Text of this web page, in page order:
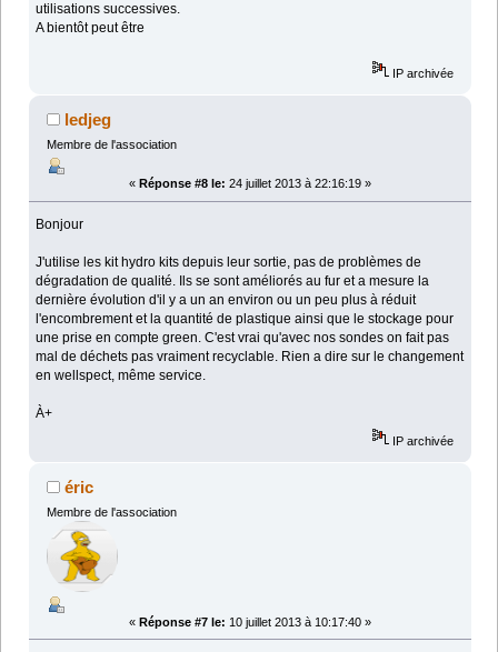
utilisations successives.
A bientôt peut être
IP archivée
ledjeg
Membre de l'association
« Réponse #8 le: 24 juillet 2013 à 22:16:19 »
Bonjour
J'utilise les kit hydro kits depuis leur sortie, pas de problèmes de
dégradation de qualité. Ils se sont améliorés au fur et a mesure la
dernière évolution d'il y a un an environ ou un peu plus à réduit
l'encombrement et la quantité de plastique ainsi que le stockage pour
une prise en compte green. C'est vrai qu'avec nos sondes on fait pas
mal de déchets pas vraiment recyclable. Rien a dire sur le changement
en wellspect, même service.
À+
IP archivée
éric
Membre de l'association
« Réponse #7 le: 10 juillet 2013 à 10:17:40 »